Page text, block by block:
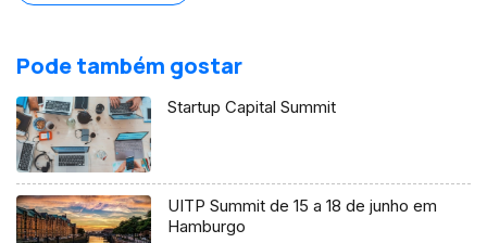
Pode também gostar
Startup Capital Summit
UITP Summit de 15 a 18 de junho em
Hamburgo